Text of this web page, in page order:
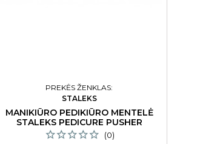
PREKĖS ŽENKLAS:
STALEKS
MANIKIŪRO PEDIKIŪRO MENTELĖ
STALEKS PEDICURE PUSHER
(0)